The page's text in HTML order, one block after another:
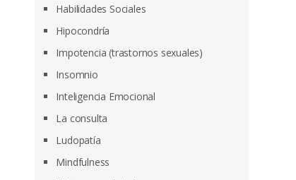
Habilidades Sociales
Hipocondría
Impotencia (trastornos sexuales)
Insomnio
Inteligencia Emocional
La consulta
Ludopatía
Mindfulness